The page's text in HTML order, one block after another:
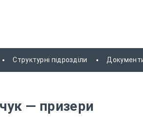
Структурні підрозділи
— призери